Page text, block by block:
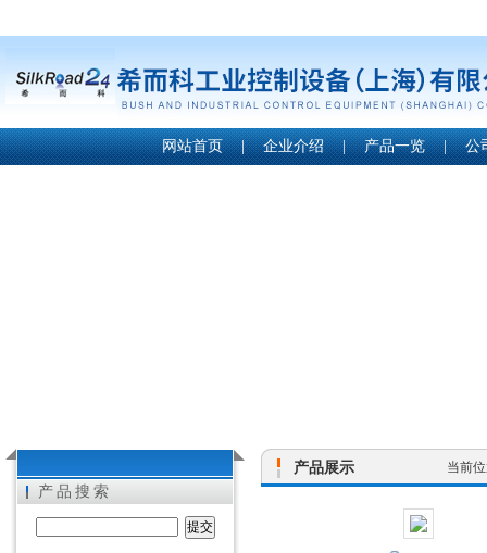
网站首页 | 企业介绍 | 产品一览 | 公
产品搜索
产品展示 当前